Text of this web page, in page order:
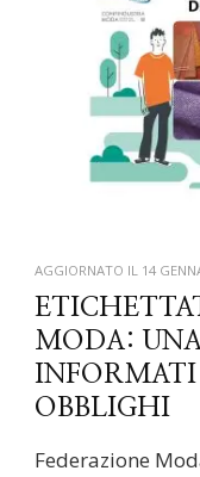
AGGIORNATO IL 14
MODA: UNA
INFORMATI
OBBLIGHI
Federazione